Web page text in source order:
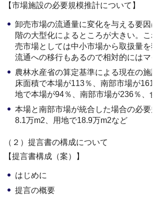
【市場施設の必要規模推計について】
卸売市場の流通量に変化を与える要因
階の大型化によるところが大きい。こ
売市場としては中小市場から取扱量を
流通への移行もあるので相対的にはマ
農林水産省の算定基準による現在の施
床面積で本場が113％、南部市場が
地で本場が94％、南部市場が236％、
本場と南部市場が統合した場合の必要
8.1万m2、用地で18.9万m2など
（２）提言書の構成について
【提言書構成（案）】
はじめに
提言の概要